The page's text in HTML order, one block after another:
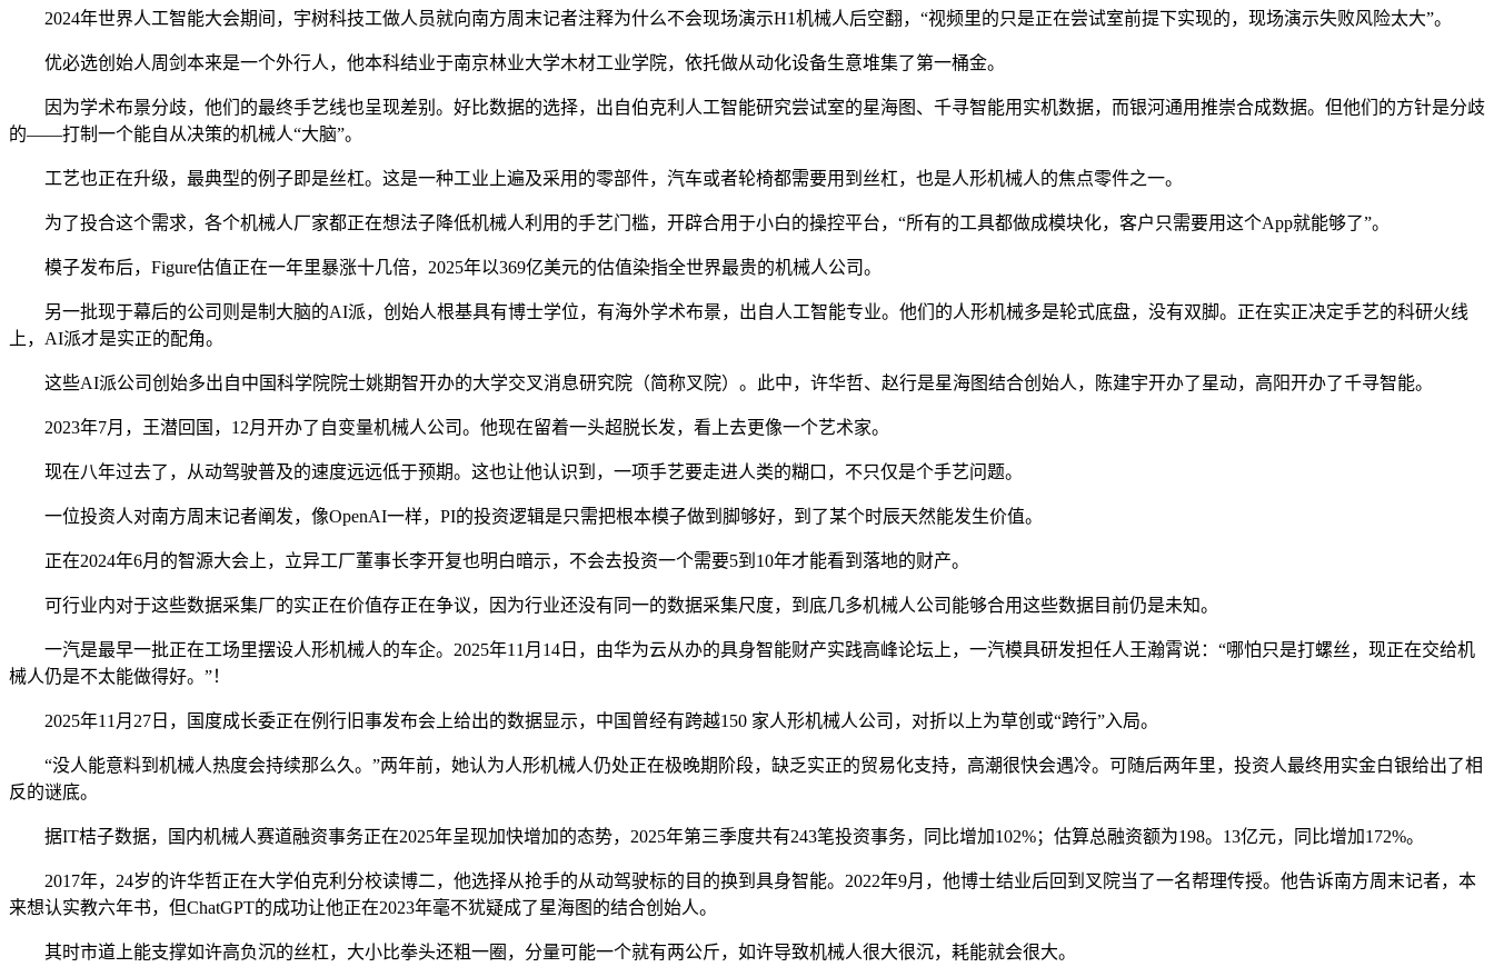
2024年世界人工智能大会期间，宇树科技工做人员就向南方周末记者注释为什么不会现场演示H1机械人后空翻，“视频里的只是正在尝试室前提下实现的，现场演示失败风险太大”。
优必选创始人周剑本来是一个外行人，他本科结业于南京林业大学木材工业学院，依托做从动化设备生意堆集了第一桶金。
因为学术布景分歧，他们的最终手艺线也呈现差别。好比数据的选择，出自伯克利人工智能研究尝试室的星海图、千寻智能用实机数据，而银河通用推崇合成数据。但他们的方针是分歧
的——打制一个能自从决策的机械人“大脑”。
工艺也正在升级，最典型的例子即是丝杠。这是一种工业上遍及采用的零部件，汽车或者轮椅都需要用到丝杠，也是人形机械人的焦点零件之一。
为了投合这个需求，各个机械人厂家都正在想法子降低机械人利用的手艺门槛，开辟合用于小白的操控平台，“所有的工具都做成模块化，客户只需要用这个App就能够了”。
模子发布后，Figure估值正在一年里暴涨十几倍，2025年以369亿美元的估值染指全世界最贵的机械人公司。
另一批现于幕后的公司则是制大脑的AI派，创始人根基具有博士学位，有海外学术布景，出自人工智能专业。他们的人形机械多是轮式底盘，没有双脚。正在实正决定手艺的科研火线
上，AI派才是实正的配角。
这些AI派公司创始多出自中国科学院院士姚期智开办的大学交叉消息研究院（简称叉院）。此中，许华哲、赵行是星海图结合创始人，陈建宇开办了星动，高阳开办了千寻智能。
2023年7月，王潜回国，12月开办了自变量机械人公司。他现在留着一头超脱长发，看上去更像一个艺术家。
现在八年过去了，从动驾驶普及的速度远远低于预期。这也让他认识到，一项手艺要走进人类的糊口，不只仅是个手艺问题。
一位投资人对南方周末记者阐发，像OpenAI一样，PI的投资逻辑是只需把根本模子做到脚够好，到了某个时辰天然能发生价值。
正在2024年6月的智源大会上，立异工厂董事长李开复也明白暗示，不会去投资一个需要5到10年才能看到落地的财产。
可行业内对于这些数据采集厂的实正在价值存正在争议，因为行业还没有同一的数据采集尺度，到底几多机械人公司能够合用这些数据目前仍是未知。
一汽是最早一批正在工场里摆设人形机械人的车企。2025年11月14日，由华为云从办的具身智能财产实践高峰论坛上，一汽模具研发担任人王瀚霄说：“哪怕只是打螺丝，现正在交给机
械人仍是不太能做得好。”！
2025年11月27日，国度成长委正在例行旧事发布会上给出的数据显示，中国曾经有跨越150 家人形机械人公司，对折以上为草创或“跨行”入局。
“没人能意料到机械人热度会持续那么久。”两年前，她认为人形机械人仍处正在极晚期阶段，缺乏实正的贸易化支持，高潮很快会遇冷。可随后两年里，投资人最终用实金白银给出了相
反的谜底。
据IT桔子数据，国内机械人赛道融资事务正在2025年呈现加快增加的态势，2025年第三季度共有243笔投资事务，同比增加102%；估算总融资额为198。13亿元，同比增加172%。
2017年，24岁的许华哲正在大学伯克利分校读博二，他选择从抢手的从动驾驶标的目的换到具身智能。2022年9月，他博士结业后回到叉院当了一名帮理传授。他告诉南方周末记者，本
来想认实教六年书，但ChatGPT的成功让他正在2023年毫不犹疑成了星海图的结合创始人。
其时市道上能支撑如许高负沉的丝杠，大小比拳头还粗一圈，分量可能一个就有两公斤，如许导致机械人很大很沉，耗能就会很大。